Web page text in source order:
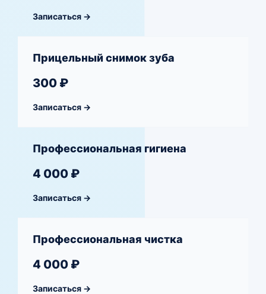
Записаться →
Прицельный снимок зуба
300 ₽
Записаться →
Профессиональная гигиена
4 000 ₽
Записаться →
Профессиональная чистка
4 000 ₽
Записаться →